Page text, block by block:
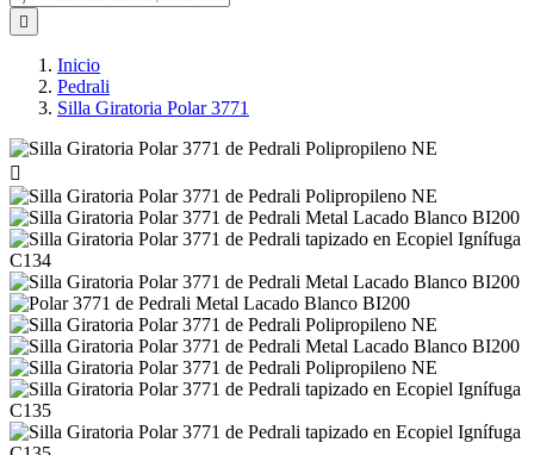

Inicio
Pedrali
Silla Giratoria Polar 3771
